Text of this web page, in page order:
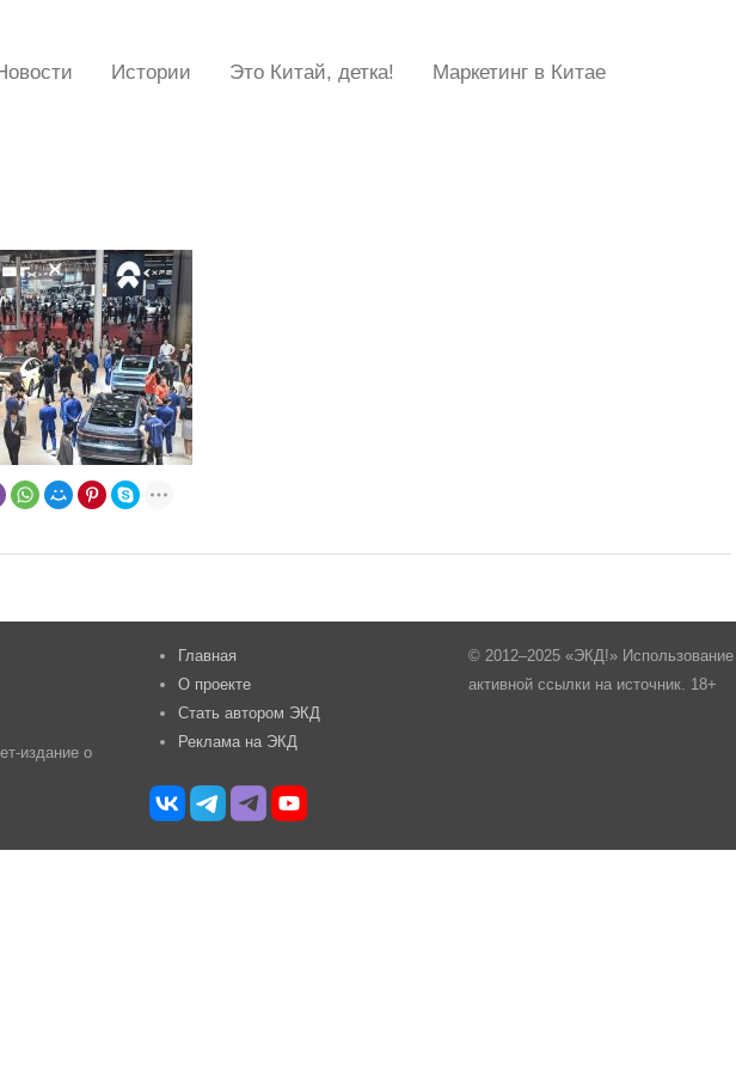
Истории Это Китай, детка! Маркетинг в Китае
издание о
Главная
О проекте
Стать автором ЭКД
Реклама на ЭКД
© 2012–2025 «ЭКД!»
активной ссылки на источник. 18+